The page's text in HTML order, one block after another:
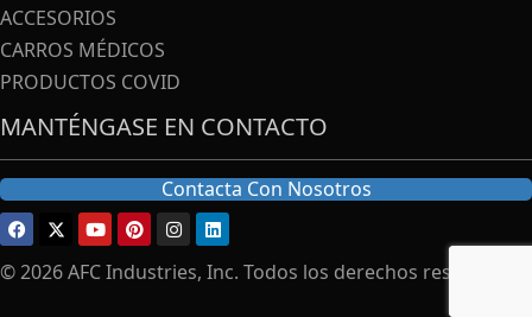
ACCESORIOS
CARROS MÉDICOS
PRODUCTOS COVID
MANTÉNGASE EN CONTACTO
Contacta Con Nosotros
© 2026 AFC Industries, Inc. Todos los derechos reservados.